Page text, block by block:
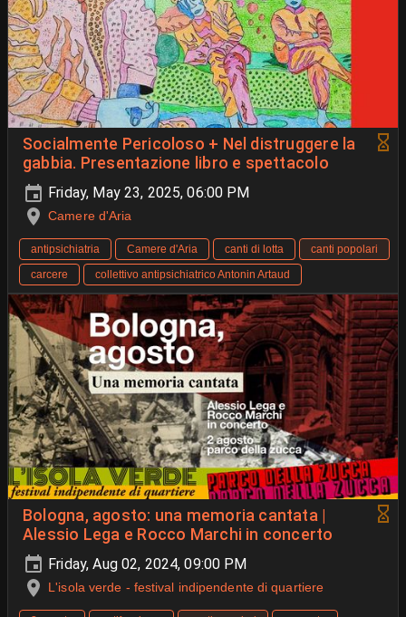
Socialmente Pericoloso + Nel distruggere la
gabbia. Presentazione libro e spettacolo
Friday, May 23, 2025, 06:00 PM
Camere d'Aria
antipsichiatria Camere d'Aria canti di lotta
canti popolari
carcere
collettivo antipsichiatrico Antonin Artaud
Bologna, agosto: una memoria cantata |
Alessio Lega e Rocco Marchi in concerto
Friday, Aug 02, 2024, 09:00 PM
L'isola verde - festival indipendente di quartiere